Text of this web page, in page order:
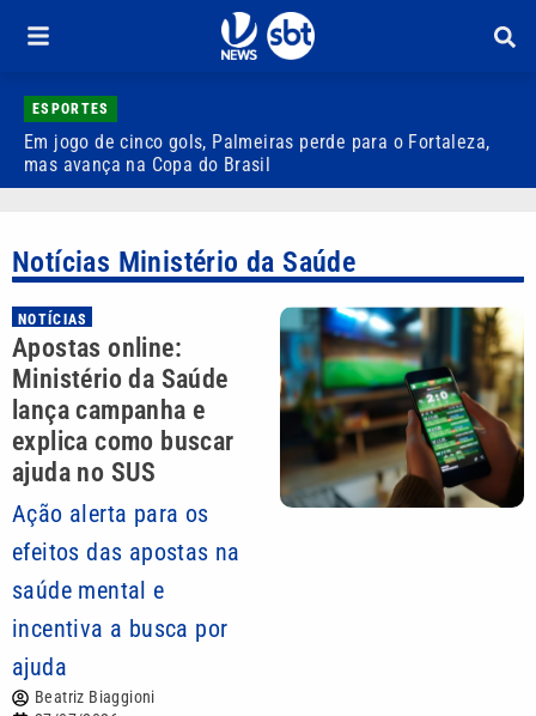
ESPORTES
Em jogo de cinco gols, Palmeiras perde para o Fortaleza,
mas avança na Copa do Brasil
Notícias Ministério da Saúde
NOTÍCIAS
Apostas online:
Ministério da Saúde
lança campanha e
explica como buscar
ajuda no SUS
Ação alerta para os
efeitos das apostas na
saúde mental e
incentiva a busca por
ajuda
Beatriz Biaggioni